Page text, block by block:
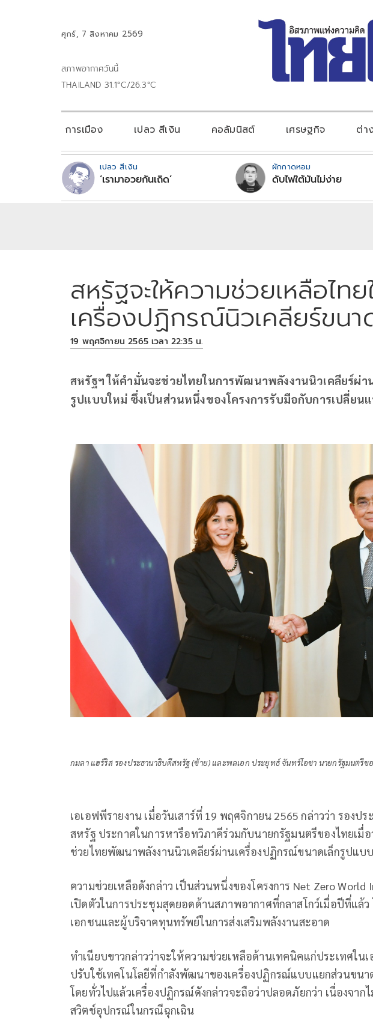
ศุกร์, 7 สิงหาคม 2569
สภาพอากาศวันนี้
THAILAND 31.1°C/26.3°C
การเมือง เปลว สีเงิน คอลัมนิสต์ เศรษฐกิจ ต่า
เปลว สีเงิน
‘เรามาอวยกันเถิด’
ผักกาดหอม
ดับไฟใต้มันไม่ง่าย
สหรัฐจะให้ความช่วยเหลือไท
เครื่องปฏิกรณ์นิวเคลียร์ขนา
19 พฤศจิกายน 2565 เวลา 22:35 น.
สหรัฐฯ ให้คำมั่นจะช่วยไทยในการพัฒนาพลังงานนิวเคลียร์ผ่า
รูปแบบใหม่ ซึ่งเป็นส่วนหนึ่งของโครงการรับมือกับการเปลี่ยน
กมลา แฮร์ริส รองประธานาธิบดีสหรัฐ (ซ้าย) และพลเอก ประยุทธ์ จันทร์โอชา นายกรัฐมนตรีข
เอเอฟพีรายงาน เมื่อวันเสาร์ที่ 19 พฤศจิกายน 2565 กล่าวว่า รองป
สหรัฐ ประกาศในการหารือทวิภาคีร่วมกับนายกรัฐมนตรีของไทยเมื่อ
ช่วยไทยพัฒนาพลังงานนิวเคลียร์ผ่านเครื่องปฏิกรณ์ขนาดเล็กรูปแบ
ความช่วยเหลือดังกล่าว เป็นส่วนหนึ่งของโครงการ Net Zero World
เปิดตัวในการประชุมสุดยอดด้านสภาพอากาศที่กลาสโกว์เมื่อปีที่แล้
เอกชนและผู้บริจาคทุนทรัพย์ในการส่งเสริมพลังงานสะอาด
ทำเนียบขาวกล่าวว่าจะให้ความช่วยเหลือด้านเทคนิคแก่ประเทศในเ
ปรับใช้เทคโนโลยีที่กำลังพัฒนาของเครื่องปฏิกรณ์แบบแยกส่วนขนา
โดยทั่วไปแล้วเครื่องปฏิกรณ์ดังกล่าวจะถือว่าปลอดภัยกว่า เนื่องจา
สวิตช์อุปกรณ์ในกรณีฉุกเฉิน